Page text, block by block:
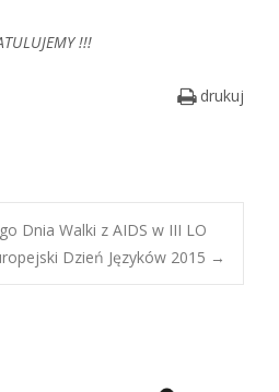
!!!
drukuj
Dnia Walki z AIDS w III LO
Dzień Języków 2015 →